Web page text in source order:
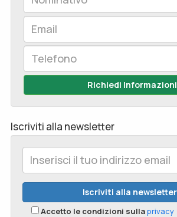
Richiedi Informazioni
Iscriviti alla newsletter
Accetto le condizioni sullaprivacy